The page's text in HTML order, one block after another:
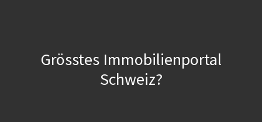
Grösstes Immobilienportal
Schweiz?